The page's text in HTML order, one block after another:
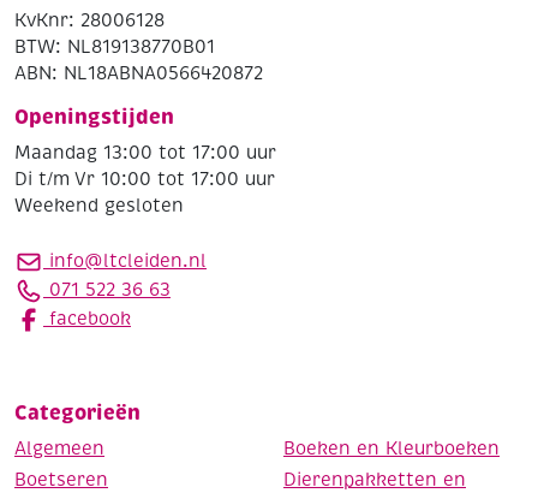
KvKnr: 28006128
BTW: NL819138770B01
ABN: NL18ABNA0566420872
Openingstijden
Maandag 13:00 tot 17:00 uur
Di t/m Vr 10:00 tot 17:00 uur
Weekend gesloten
info@ltcleiden.nl
071 522 36 63
facebook
Categorieën
Algemeen
Boeken en Kleurboeken
Boetseren
Dierenpakketten en